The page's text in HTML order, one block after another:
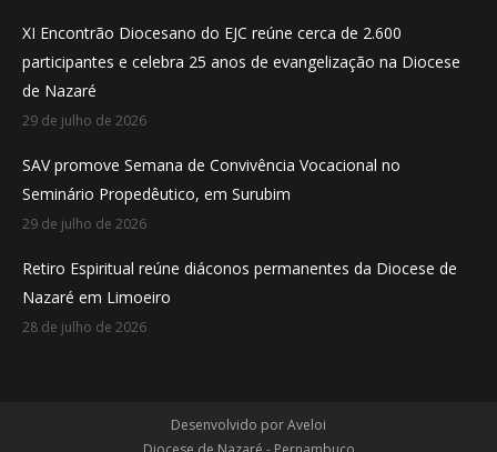
XI Encontrão Diocesano do EJC reúne cerca de 2.600
participantes e celebra 25 anos de evangelização na Diocese
de Nazaré
29 de julho de 2026
SAV promove Semana de Convivência Vocacional no
Seminário Propedêutico, em Surubim
29 de julho de 2026
Retiro Espiritual reúne diáconos permanentes da Diocese de
Nazaré em Limoeiro
28 de julho de 2026
Desenvolvido porAveloi